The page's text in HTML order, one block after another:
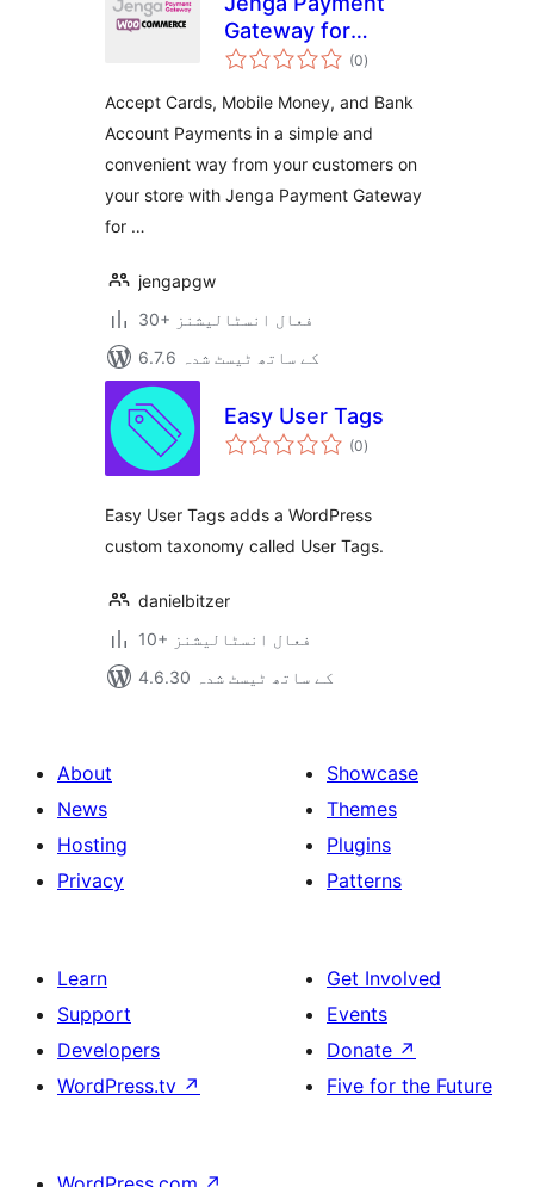
Gateway for
WooCommerce
(0مجموعی
درجہ
)
Accept Cards, Mobile Money, and Bank
Account Payments in a simple and
convenient way from your customers on
your store with Jenga Payment Gateway
for …
jengapgw
30+ فعال انسٹالیشنز
6.7.6 کے ساتھ ٹیسٹ شدہ
Easy User Tags
(0مجموعی
درجہ
)
Easy User Tags adds a WordPress
custom taxonomy called User Tags.
danielbitzer
10+ فعال انسٹالیشنز
4.6.30 کے ساتھ ٹیسٹ شدہ
About
News
Hosting
Privacy
Showcase
Themes
Plugins
Patterns
Learn
Support
Developers
WordPress.tv ↗
Get Involved
Events
Donate ↗
Five for the Future